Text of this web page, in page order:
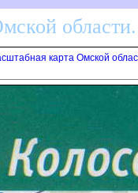
карта Омской